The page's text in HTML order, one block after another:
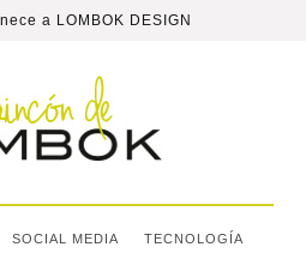
a LOMBOK DESIGN
SOCIAL MEDIA TECNOLOGÍA